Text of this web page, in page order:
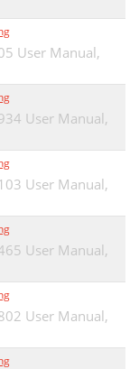
User Manual,
User Manual,
User Manual,
User Manual,
User Manual,